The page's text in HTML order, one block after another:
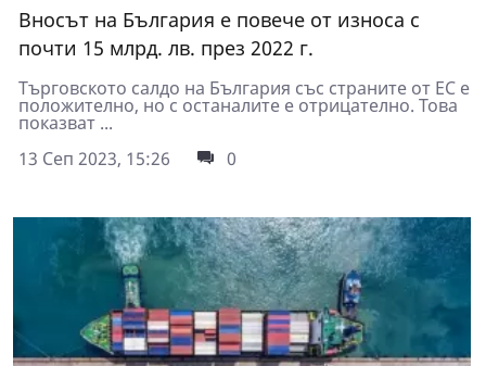
Вносът на България е повече от износа с
почти 15 млрд. лв. през 2022 г.
Търговското салдо на България със страните от ЕС е
положително, но с останалите е отрицателно. Това
показват ...
13 Сеп 2023, 15:26
0